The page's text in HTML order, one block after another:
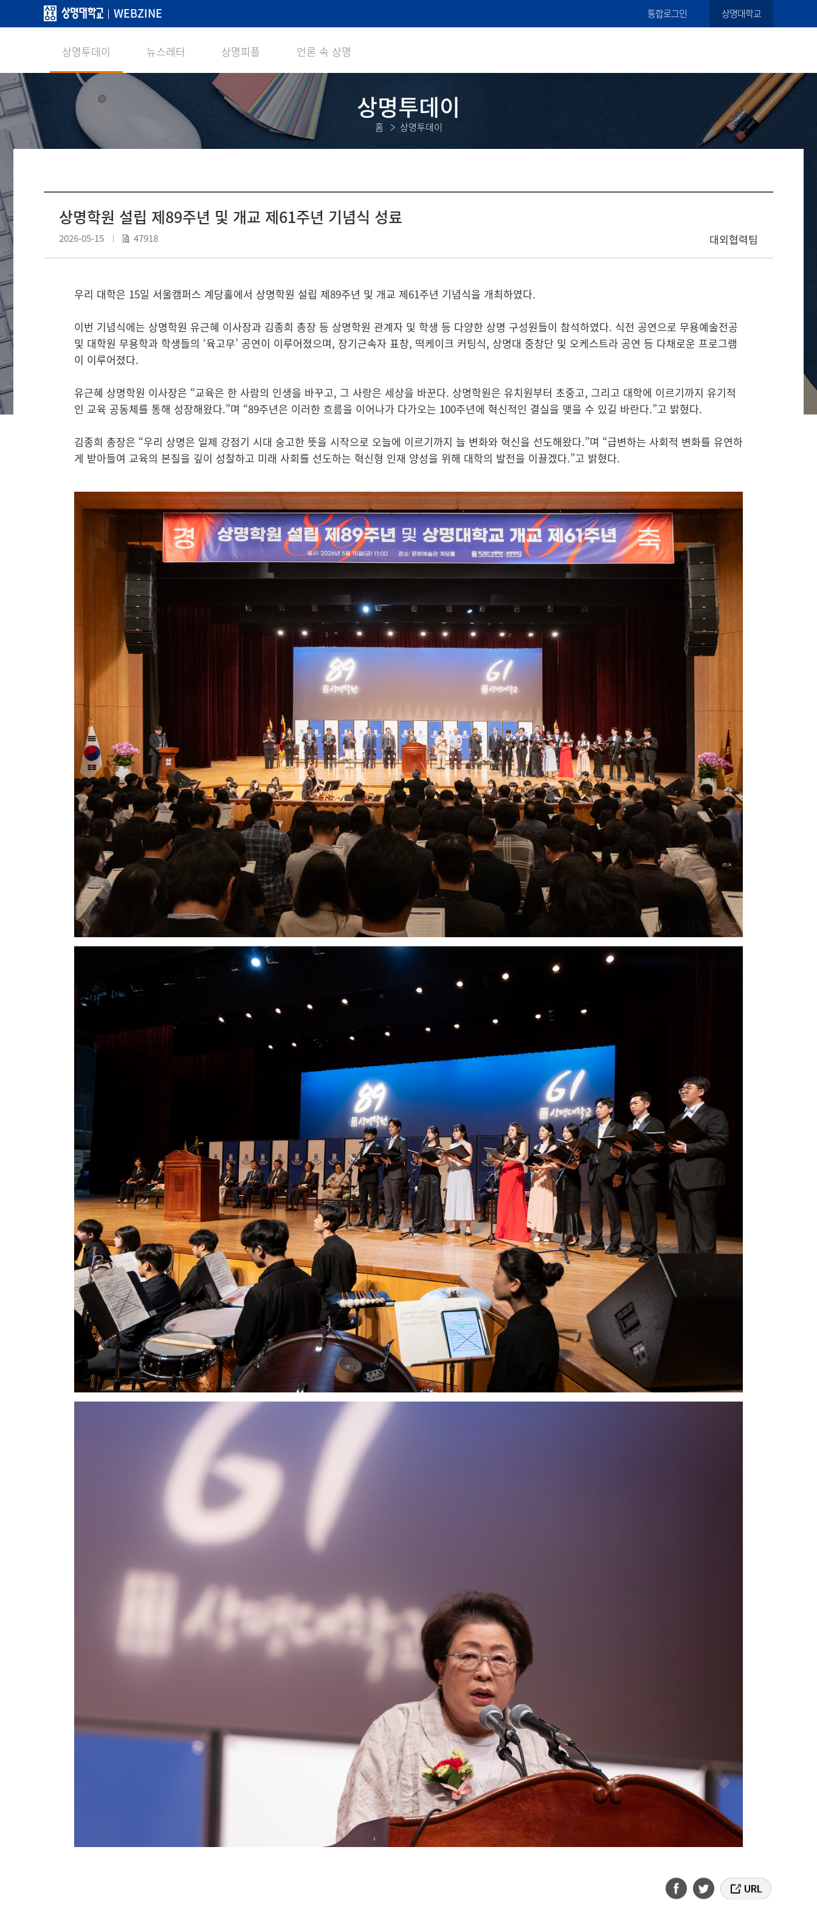
WEBZINE 통합로그인 상명대학교
상명투데이 뉴스레터 상명피플 언론 속 상명
상명투데이
홈 상명투데이
상명학원 설립 제89주년 및 개교 제61주년 기념식 성료
2026-05-15 47918 대외협력팀
우리 대학은 15일 서울캠퍼스 계당홀에서 상명학원 설립 제89주년 및 개교 제61주년 기념식을 개최하였다.
이번 기념식에는 상명학원 유근혜 이사장과 김종희 총장 등 상명학원 관계자 및 학생 등 다양한 상명 구성원들이 참석하였다. 식전 공연으로 무용예술전공
및 대학원 무용학과 학생들의 ‘육고무’ 공연이 이루어졌으며, 장기근속자 표창, 떡케이크 커팅식, 상명대 중창단 및 오케스트라 공연 등 다채로운 프로그램
이 이루어졌다.
유근혜 상명학원 이사장은 “교육은 한 사람의 인생을 바꾸고, 그 사랑은 세상을 바꾼다. 상명학원은 유치원부터 초중고, 그리고 대학에 이르기까지 유기적
인 교육 공동체를 통해 성장해왔다.”며 “89주년은 이러한 흐름을 이어나가 다가오는 100주년에 혁신적인 결실을 맺을 수 있길 바란다.”고 밝혔다.
김종희 총장은 “우리 상명은 일제 강점기 시대 숭고한 뜻을 시작으로 오늘에 이르기까지 늘 변화와 혁신을 선도해왔다.”며 “급변하는 사회적 변화를 유연하
게 받아들여 교육의 본질을 깊이 성찰하고 미래 사회를 선도하는 혁신형 인재 양성을 위해 대학의 발전을 이끌겠다.”고 밝혔다.